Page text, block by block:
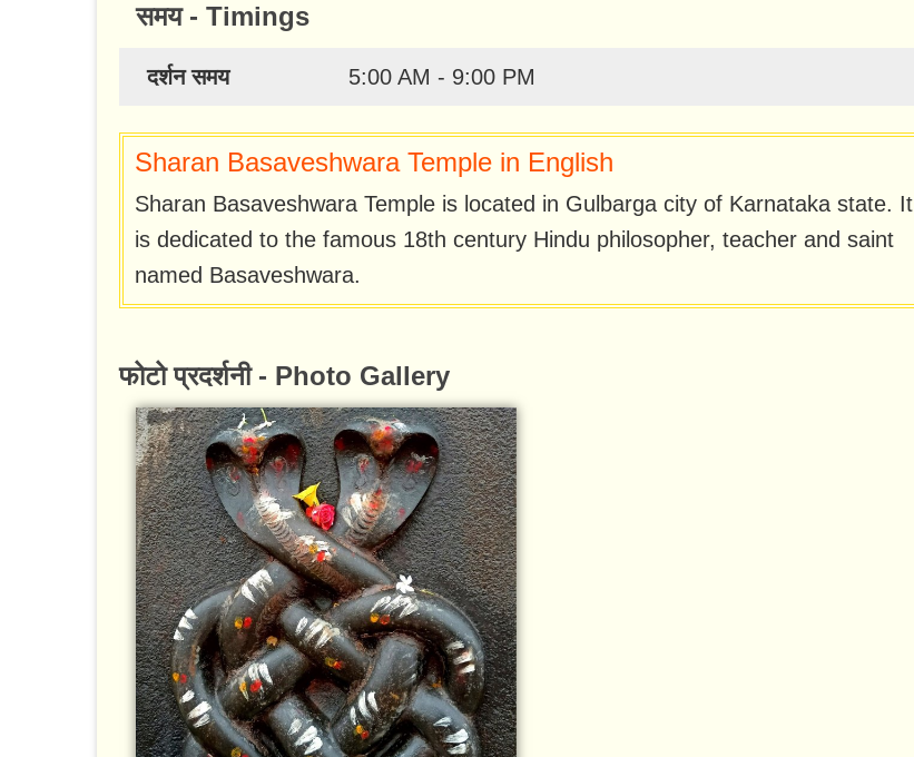
समय - Timings
दर्शन समय 5:00 AM - 9:00 PM
Sharan Basaveshwara Temple in English
Sharan Basaveshwara Temple is located in Gulbarga city of Karnataka state. It
is dedicated to the famous 18th century Hindu philosopher, teacher and saint
named Basaveshwara.
फोटो प्रदर्शनी - Photo Gallery